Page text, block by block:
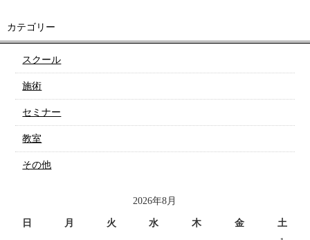
カテゴリー
スクール
施術
セミナー
教室
その他
2026年8月
日 月 火 水 木 金
土